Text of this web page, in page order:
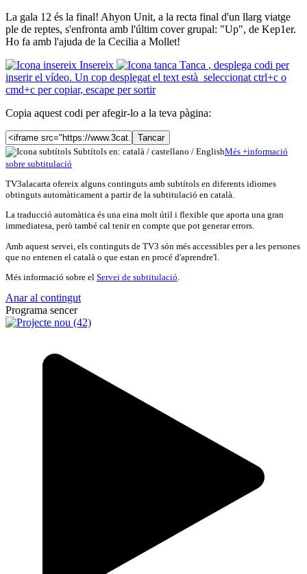
La gala 12 és la final! Ahyon Unit, a la recta final d'un llarg viatge
ple de reptes, s'enfronta amb l'últim cover grupal: "Up", de Kep1er.
Ho fa amb l'ajuda de la Cecilia a Mollet!
Insereix
Tanca , desplega codi per
inserir el vídeo. Un cop desplegat el text està seleccionat ctrl+c o
cmd+c per copiar, escape per sortir
Copia aquest codi per afegir-lo a la teva pàgina:
Tancar
Subtítols en: català / castellano / EnglishMés +informació
sobre subtitulació
TV3alacarta ofereix alguns continguts amb subtítols en diferents idiomes
obtinguts automàticament a partir de la subtitulació en català.
La traducció automàtica és una eina molt útil i flexible que aporta una gran
immediatesa, però també cal tenir en compte que pot generar errors.
Amb aquest servei, els continguts de TV3 són més accessibles per a les persones
que no entenen el català o que estan en procé d'aprendre'l.
Més informació sobre el Servei de subtitulació
Anar al contingut
Programa sencer